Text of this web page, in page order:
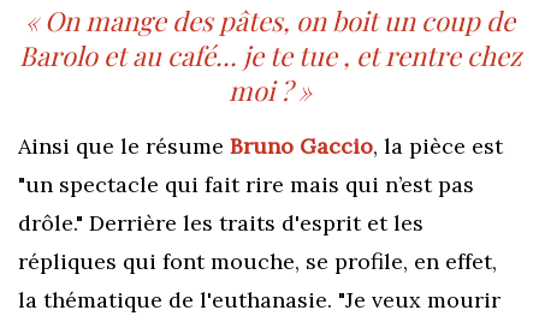
« On mange des pâtes, on boit un coup de
Barolo et au café... je te tue , et rentre chez
moi ? »
Ainsi que le résume Bruno Gaccio, la pièce est
"un spectacle qui fait rire mais qui n’est pas
drôle." Derrière les traits d'esprit et les
répliques qui font mouche, se profile, en effet,
la thématique de l'euthanasie. "Je veux mourir